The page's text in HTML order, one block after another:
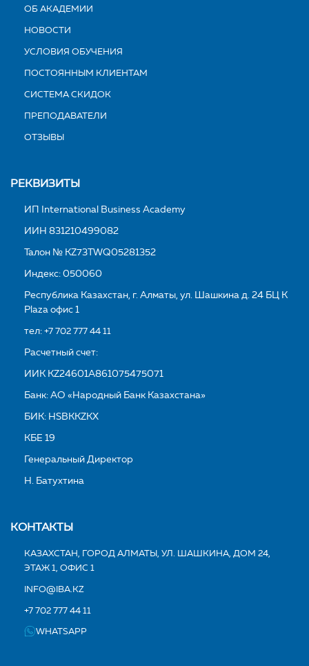
ОБ АКАДЕМИИ
НОВОСТИ
УСЛОВИЯ ОБУЧЕНИЯ
ПОСТОЯННЫМ КЛИЕНТАМ
СИСТЕМА СКИДОК
ПРЕПОДАВАТЕЛИ
ОТЗЫВЫ
РЕКВИЗИТЫ
ИП International Business Academy
ИИН 831210499082
Талон № KZ73TWQ05281352
Индекс: 050060
Республика Казахстан, г. Алматы, ул. Шашкина д. 24 БЦ K
Plaza офис 1
тел:+7 702 777 44 11
Расчетный счет:
ИИК KZ24601A861075475071
Банк: АО «Народный Банк Казахстана»
БИК: HSBKKZKX
КБЕ 19
Генеральный Директор
Н. Батухтина
КОНТАКТЫ
КАЗАХСТАН, ГОРОД АЛМАТЫ, УЛ. ШАШКИНА, ДОМ 24,
ЭТАЖ 1, ОФИС 1
INFO@IBA.KZ
+7 702 777 44 11
WHATSAPP